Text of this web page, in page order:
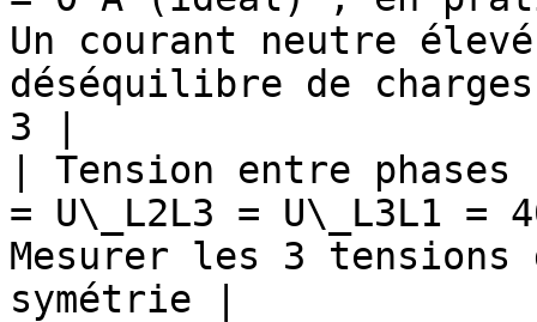
Un courant neutre
déséquilibre de
3 |
| Tension entre
= U\_L2L3 = U\_L3L1 =
Mesurer les 3
symétrie |